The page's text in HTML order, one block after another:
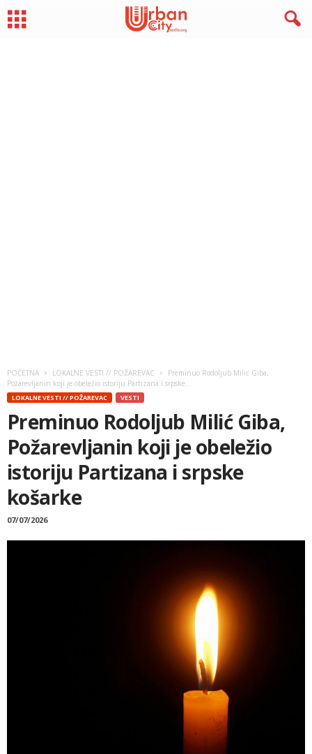
POČETNA LOKALNE VESTI // POŽAREVAC
Preminuo Rodoljub Milić Giba,
Požarevljanin koji je obeležio istoriju Partizana i srpske...
LOKALNE VESTI // POŽAREVAC VESTI
Preminuo Rodoljub Milić Giba,
Požarevljanin koji je obeležio
istoriju Partizana i srpske
košarke
07/07/2026